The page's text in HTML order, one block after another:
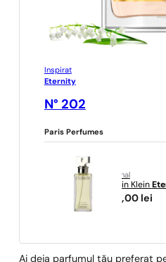
Inspirat
Eternity
N° 202
Paris Perfumes
original
Calvin Klein
467,00 lei
Ai deja parfumul tău preferat